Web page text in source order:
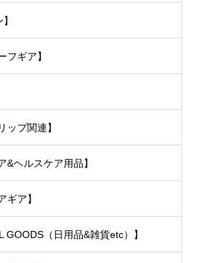
フギア】
ップ関連】
&ヘルスケア用品】
ギア】
GOODS（日用品&雑貨etc）】